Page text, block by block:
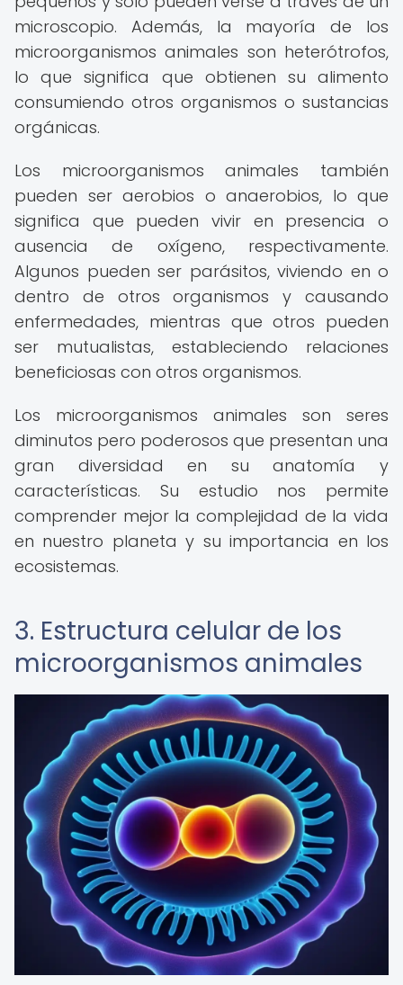
microscopio. Además, la mayoría de los
microorganismos animales son heterótrofos,
lo que significa que obtienen su alimento
consumiendo otros organismos o sustancias
orgánicas.
Los microorganismos animales también
pueden ser aerobios o anaerobios, lo que
significa que pueden vivir en presencia o
ausencia de oxígeno, respectivamente.
Algunos pueden ser parásitos, viviendo en o
dentro de otros organismos y causando
enfermedades, mientras que otros pueden
ser mutualistas, estableciendo relaciones
beneficiosas con otros organismos.
Los microorganismos animales son seres
diminutos pero poderosos que presentan una
gran diversidad en su anatomía y
características. Su estudio nos permite
comprender mejor la complejidad de la vida
en nuestro planeta y su importancia en los
ecosistemas.
3. Estructura celular de los
microorganismos animales